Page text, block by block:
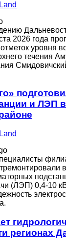
2026 года
уровня
течения
и ЛЭП в
(ЛЭП) 0,4-10
регионах